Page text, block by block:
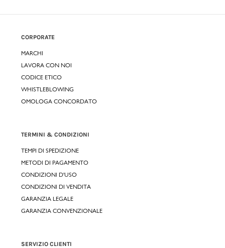
CORPORATE
MARCHI
LAVORA CON NOI
CODICE ETICO
WHISTLEBLOWING
OMOLOGA CONCORDATO
TERMINI & CONDIZIONI
TEMPI DI SPEDIZIONE
METODI DI PAGAMENTO
CONDIZIONI D'USO
CONDIZIONI DI VENDITA
GARANZIA LEGALE
GARANZIA CONVENZIONALE
SERVIZIO CLIENTI